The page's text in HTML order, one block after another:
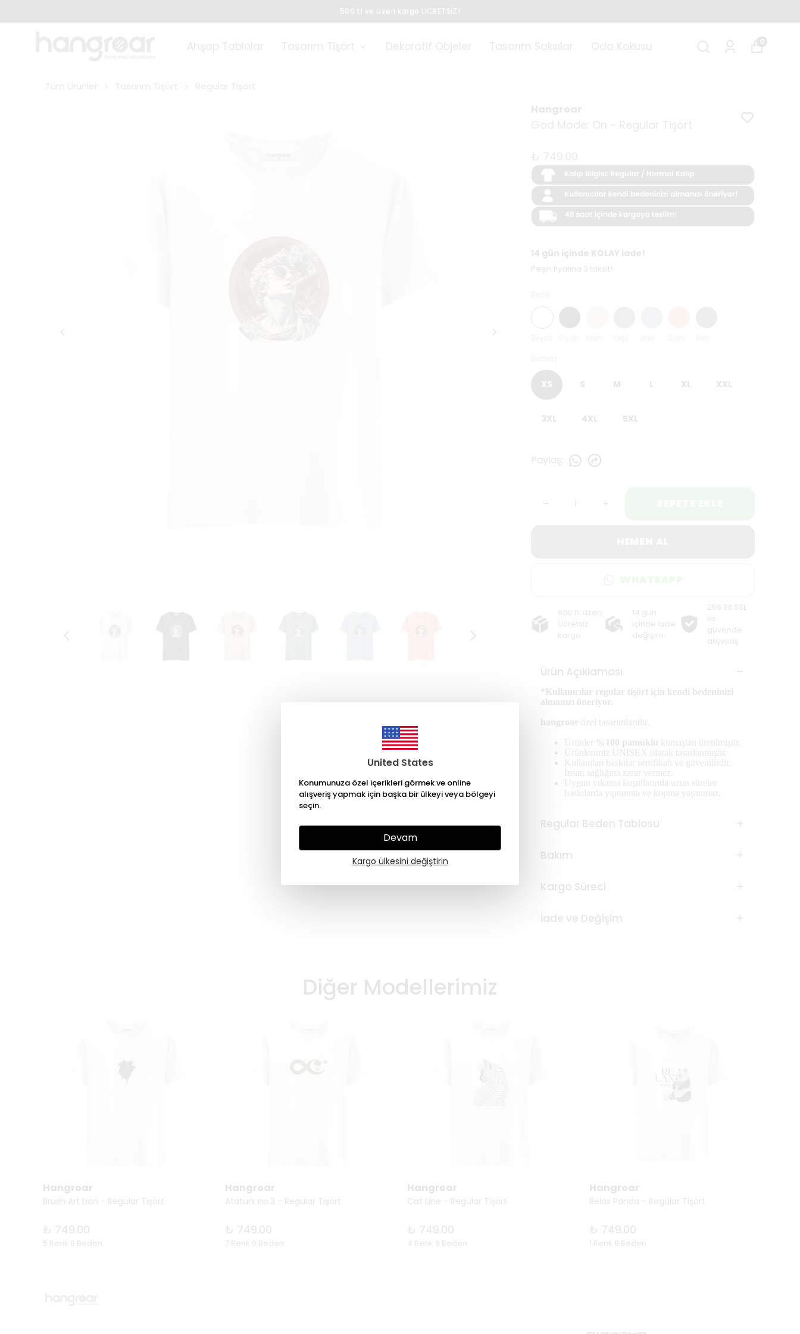
United States
Konumunuza özel içerikleri görmek ve online
alışveriş yapmak için başka bir ülkeyi veya bölgeyi
seçin.
Devam
Kargo ülkesini değiştirin
500 tl ve üzeri kargo ÜCRETSİZ!
Ahşap Tablolar Tasarım Tişört Dekoratif Objeler Tasarım Saksılar Oda Kokusu 0
14 gün içinde KOLAY iade!
Peşin fiyatına 3 taksit!
XS S M L XL XXL
3XL 4XL 5XL
Paylaş
500 TL üzeri
Ücretsiz
kargo
14 gün
içinde iade
değişim
256 Bit SSL
ile
güvende
alışveriş
Ürün Açıklaması
*Kullanıcılar regular tişört için kendi bedeninizi
almanızı öneriyor.
hangroar özel tasarımlarıdır.
Ürünler
%100 pamuklu
kumaştan üretilmiştir.
Ürünlerimiz UNISEX olarak tasarlanmıştır.
Kullanılan baskılar sertifikalı ve güvenilirdir.
İnsan sağlığına zarar vermez.
Uygun yıkama koşullarında uzun süreler
baskılarda yıpranma ve kopma yaşanmaz.
Regular Beden Tablosu
Bakım
Kargo Süreci
İade ve Değişim
Diğer Modellerimiz
Hangroar
Brush Art Lion - Regular Tişört
₺ 749.00
5 Renk 9 Beden
Hangroar
Atatürk no.3 - Regular Tişört
₺ 749.00
7 Renk 9 Beden
Hangroar
Cat Line - Regular Tişört
₺ 749.00
4 Renk 9 Beden
Hangroar
Relax Panda - Regular Tişört
₺ 749.00
1 Renk 9 Beden